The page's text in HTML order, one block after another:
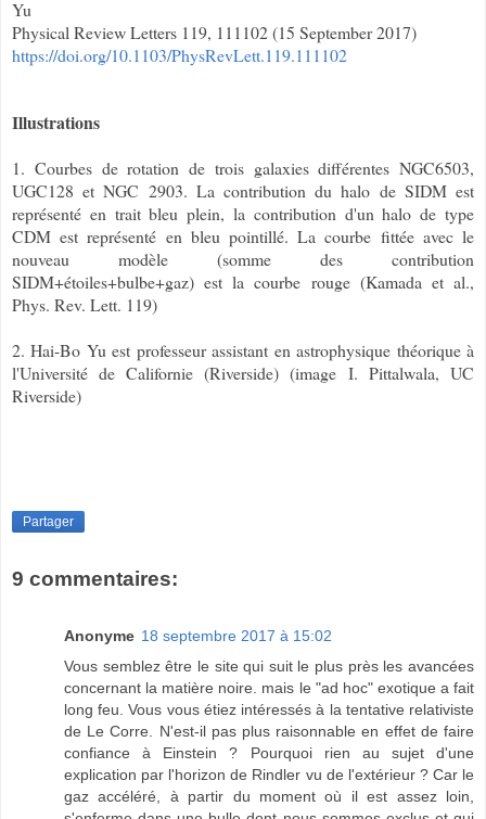
Yu
Physical Review Letters 119, 111102 (15 September 2017)
https://doi.org/10.1103/PhysRevLett.119.111102
Illustrations
1. Courbes de rotation de trois galaxies différentes NGC6503,
UGC128 et NGC 2903. La contribution du halo de SIDM est
représenté en trait bleu plein, la contribution d'un halo de type
CDM est représenté en bleu pointillé. La courbe fittée avec le
nouveau modèle (somme des contribution
SIDM+étoiles+bulbe+gaz) est la courbe rouge (Kamada et al.,
Phys. Rev. Lett. 119)
2. Hai-Bo Yu est professeur assistant en astrophysique théorique à
l'Université de Californie (Riverside) (image I. Pittalwala, UC
Riverside)
Partager
9 commentaires:
Anonyme 18 septembre 2017 à 15:02
Vous semblez être le site qui suit le plus près les avancées
concernant la matière noire. mais le "ad hoc" exotique a fait
long feu. Vous vous étiez intéressés à la tentative relativiste
de Le Corre. N'est-il pas plus raisonnable en effet de faire
confiance à Einstein ? Pourquoi rien au sujet d'une
explication par l'horizon de Rindler vu de l'extérieur ? Car le
gaz accéléré, à partir du moment où il est assez loin,